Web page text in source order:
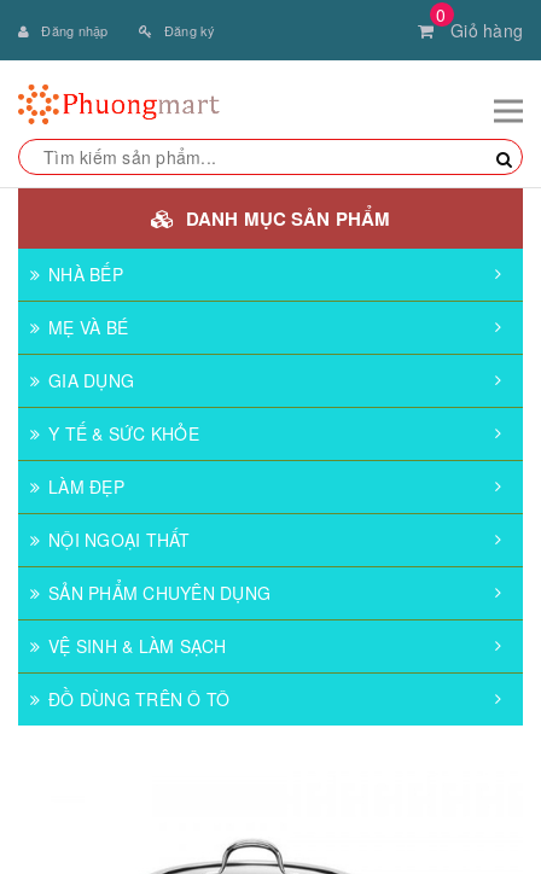
0
Giỏ hàng
Đăng nhập Đăng ký
DANH MỤC SẢN PHẨM
NHÀ BẾP
MẸ VÀ BÉ
GIA DỤNG
Y TẾ & SỨC KHỎE
LÀM ĐẸP
NỘI NGOẠI THẤT
SẢN PHẨM CHUYÊN DỤNG
VỆ SINH & LÀM SẠCH
ĐỒ DÙNG TRÊN Ô TÔ